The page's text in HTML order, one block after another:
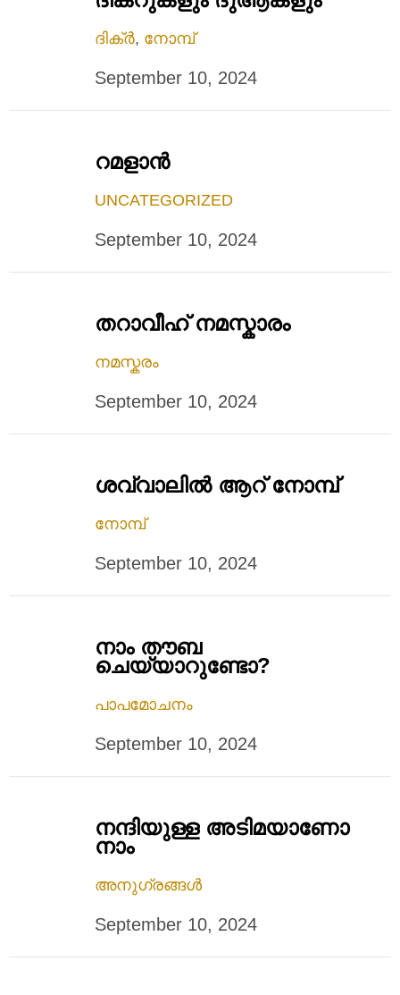
ദിക്ർ, നോമ്പ്
September 10, 2024
റമളാന്‍
UNCATEGORIZED
September 10, 2024
തറാവീഹ് നമസ്കാരം
നമസ്കരം
September 10, 2024
ശവ്വാലില്‍ ആറ് നോമ്പ്
നോമ്പ്
September 10, 2024
നാം തൗബ
ചെയ്യാറുണ്ടോ?
പാപമോചനം
September 10, 2024
നന്ദിയുള്ള അടിമയാണോ
നാം
അനുഗ്രങ്ങൾ
September 10, 2024